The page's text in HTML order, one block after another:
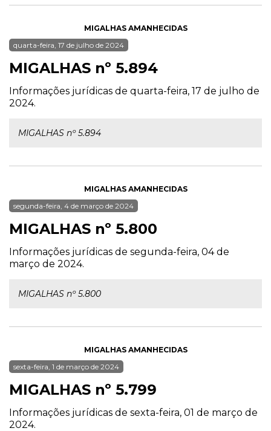
MIGALHAS AMANHECIDAS
quarta-feira, 17 de julho de 2024
MIGALHAS nº 5.894
Informações jurídicas de quarta-feira, 17 de julho de
2024.
MIGALHAS nº 5.894
MIGALHAS AMANHECIDAS
segunda-feira, 4 de março de 2024
MIGALHAS nº 5.800
Informações jurídicas de segunda-feira, 04 de
março de 2024.
MIGALHAS nº 5.800
MIGALHAS AMANHECIDAS
sexta-feira, 1 de março de 2024
MIGALHAS nº 5.799
Informações jurídicas de sexta-feira, 01 de março de
2024.